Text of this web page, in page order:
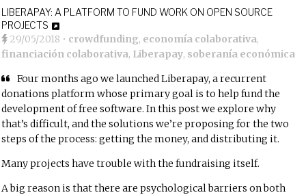
LIBERAPAY: A PLATFORM TO FUND WORK ON OPEN SOURCE
PROJECTS
29/05/2018 • crowdfunding, economía colaborativa,
financiación colaborativa, Liberapay, soberanía económica
Four months ago we launched Liberapay, a recurrent
donations platform whose primary goal is to help fund the
development of free software. In this post we explore why
that’s difficult, and the solutions we’re proposing for the two
steps of the process: getting the money, and distributing it.
Many projects have trouble with the fundraising itself.
A big reason is that there are psychological barriers on both